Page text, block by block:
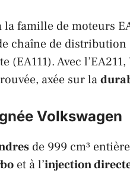
la famille de moteurs
chaîne de
Avec l’EA211,
axée sur la
Volkswagen
de 999 cm³
et à l’injection